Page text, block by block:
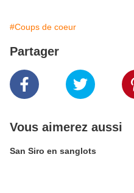
#Coups de coeur
Partager
Vous aimerez aussi
San Siro en sanglots